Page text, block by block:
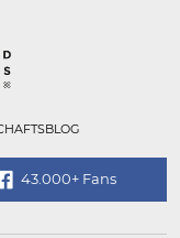
43.000+ Fans